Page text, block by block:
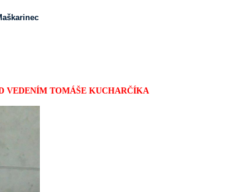
VEDENÍM TOMÁŠE KUCHARČÍKA